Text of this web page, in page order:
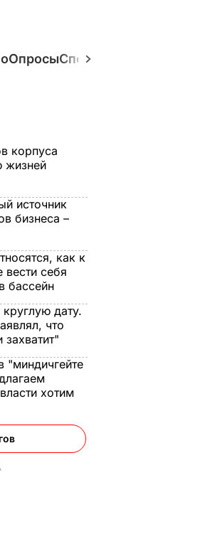
ОпросыСпецпроекты
корпуса
жизней
источник
бизнеса –
как к
вести себя
бассейн
дату.
что
"миндичгейте
хотим